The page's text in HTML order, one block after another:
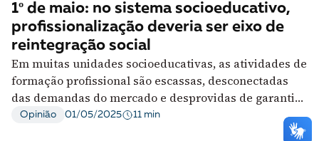
1º de maio: no sistema socioeducativo,
profissionalização deveria ser eixo de
reintegração social
Em muitas unidades socioeducativas, as atividades de
formação profissional são escassas, desconectadas
das demandas do mercado e desprovidas de garantias
mínimas de direitos. É urgente tratar a
profissionalização como estratégia de emancipação
Opinião 01/05/2025 11 min